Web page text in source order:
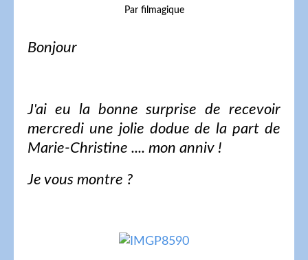
Par filmagique
Bonjour
J'ai eu la bonne surprise de recevoir
mercredi une jolie dodue de la part de
Marie-Christine .... mon anniv !
Je vous montre ?